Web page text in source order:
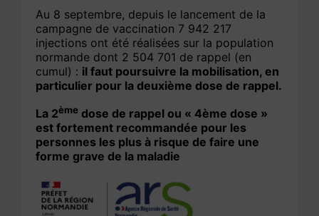
Au 8 septembre, depuis le lancement de la
campagne de vaccination 7 942 217
injections ont été réalisées sur la population
normande dont 2 504 701 de rappel (en
cumul) : il faut poursuivre la mobilisation, en
particulier pour la deuxième dose de rappel.
La 2ème dose de rappel ou « 4ème dose »
est fortement recommandée pour les
personnes les plus à risque de faire une
forme grave de la maladie